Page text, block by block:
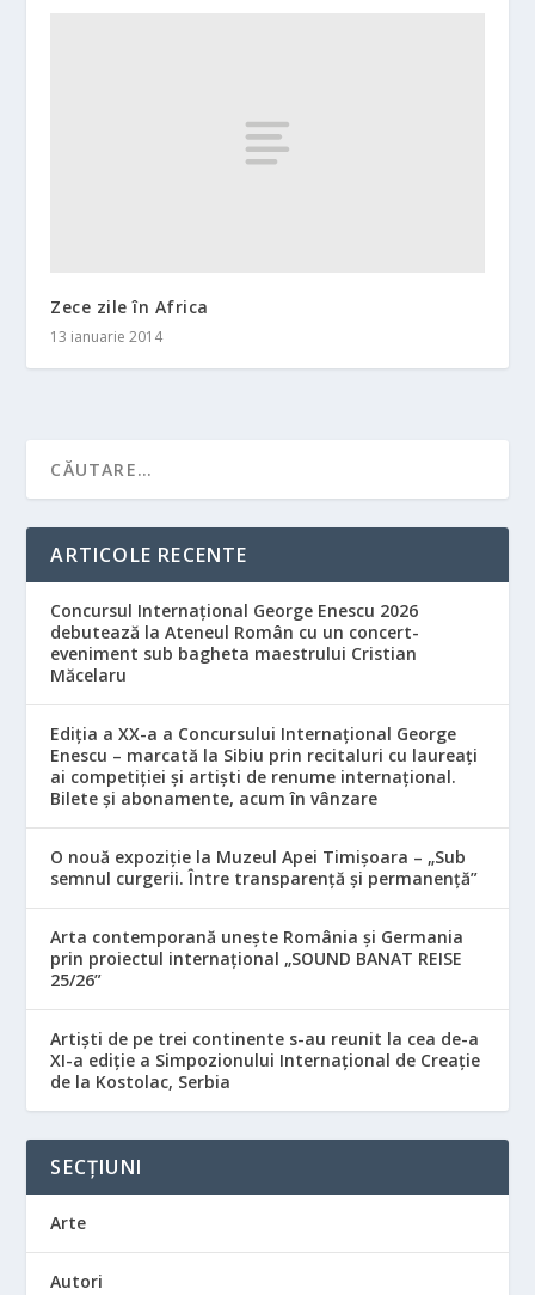
Zece zile în Africa
13 ianuarie 2014
ARTICOLE RECENTE
Concursul Internațional George Enescu 2026
debutează la Ateneul Român cu un concert-
eveniment sub bagheta maestrului Cristian
Măcelaru
Ediția a XX-a a Concursului Internațional George
Enescu – marcată la Sibiu prin recitaluri cu laureați
ai competiției și artiști de renume internațional.
Bilete și abonamente, acum în vânzare
O nouă expoziție la Muzeul Apei Timișoara – „Sub
semnul curgerii. Între transparență și permanență”
Arta contemporană unește România și Germania
prin proiectul internațional „SOUND BANAT REISE
25/26”
Artiști de pe trei continente s-au reunit la cea de-a
XI-a ediție a Simpozionului Internațional de Creație
de la Kostolac, Serbia
SECȚIUNI
Arte
Autori